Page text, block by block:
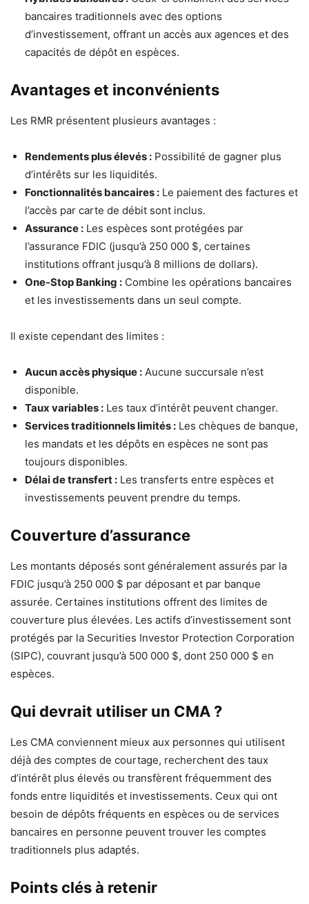
bancaires traditionnels avec des options
d’investissement, offrant un accès aux agences et des
capacités de dépôt en espèces.
Avantages et inconvénients
Les RMR présentent plusieurs avantages :
Rendements plus élevés : Possibilité de gagner plus
d’intérêts sur les liquidités.
Fonctionnalités bancaires : Le paiement des factures et
l’accès par carte de débit sont inclus.
Assurance : Les espèces sont protégées par
l’assurance FDIC (jusqu’à 250 000 $, certaines
institutions offrant jusqu’à 8 millions de dollars).
One-Stop Banking : Combine les opérations bancaires
et les investissements dans un seul compte.
Il existe cependant des limites :
Aucun accès physique : Aucune succursale n’est
disponible.
Taux variables : Les taux d’intérêt peuvent changer.
Services traditionnels limités : Les chèques de banque,
les mandats et les dépôts en espèces ne sont pas
toujours disponibles.
Délai de transfert : Les transferts entre espèces et
investissements peuvent prendre du temps.
Couverture d’assurance
Les montants déposés sont généralement assurés par la
FDIC jusqu’à 250 000 $ par déposant et par banque
assurée. Certaines institutions offrent des limites de
couverture plus élevées. Les actifs d’investissement sont
protégés par la Securities Investor Protection Corporation
(SIPC), couvrant jusqu’à 500 000 $, dont 250 000 $ en
espèces.
Qui devrait utiliser un CMA ?
Les CMA conviennent mieux aux personnes qui utilisent
déjà des comptes de courtage, recherchent des taux
d’intérêt plus élevés ou transfèrent fréquemment des
fonds entre liquidités et investissements. Ceux qui ont
besoin de dépôts fréquents en espèces ou de services
bancaires en personne peuvent trouver les comptes
traditionnels plus adaptés.
Points clés à retenir